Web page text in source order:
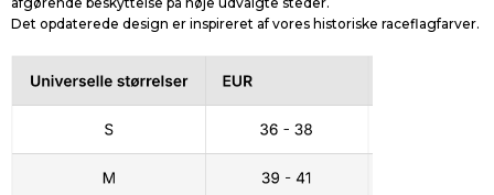
Det opdaterede design er inspireret af vores historiske raceflagfarver.